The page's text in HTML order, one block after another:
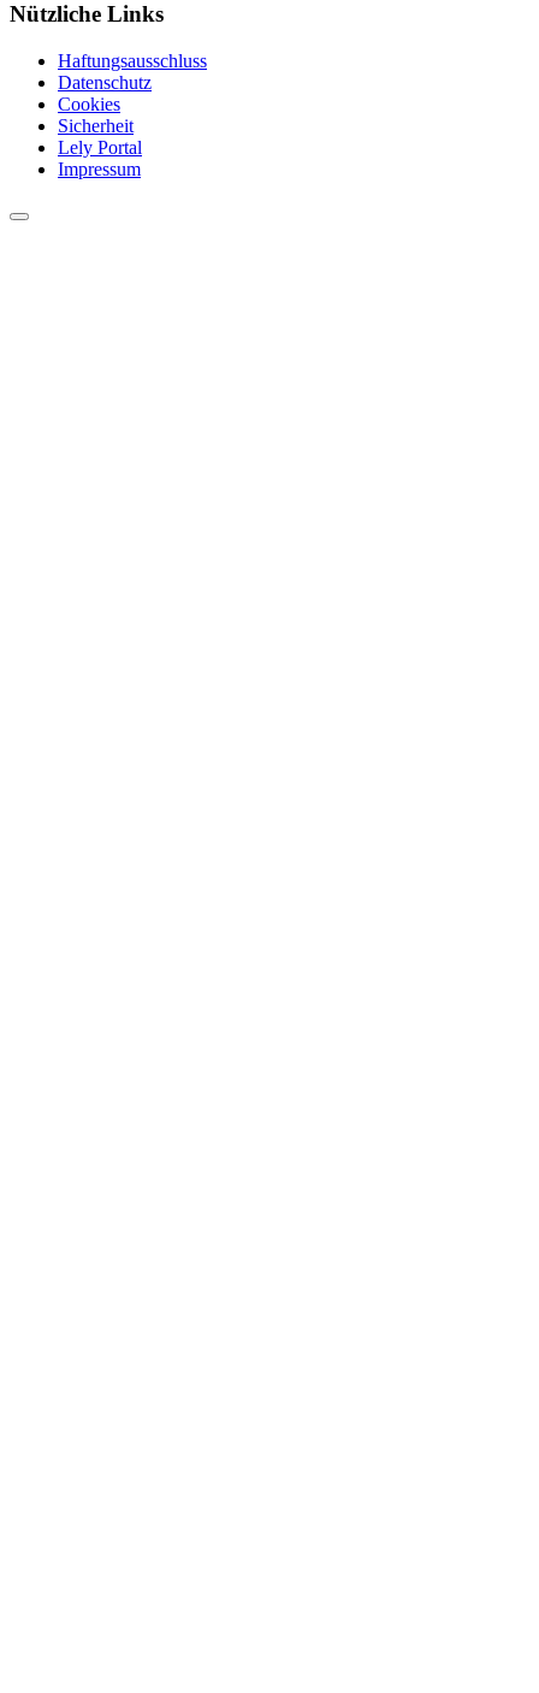
Nützliche Links
Haftungsausschluss
Datenschutz
Cookies
Sicherheit
Lely Portal
Impressum